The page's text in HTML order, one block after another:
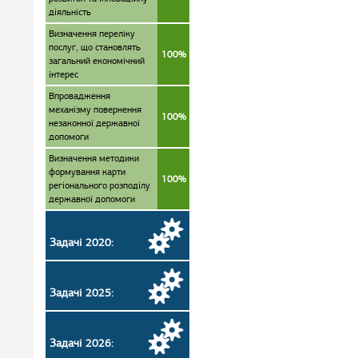
діяльність
Визначення переліку
послуг, що становлять
загальний економічний
інтерес
100%
Впровадження
механізму повернення
незаконної державної
допомоги
100%
Визначення методики
формування карти
регіонального розподілу
державної допомоги
100%
Задачі 2020:
Задачі 2025:
Задачі 2026: